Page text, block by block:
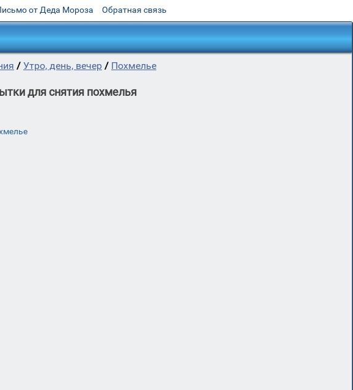
от Деда Мороза Обратная связь
/ Утро, день, вечер / Похмелье
для снятия похмелья